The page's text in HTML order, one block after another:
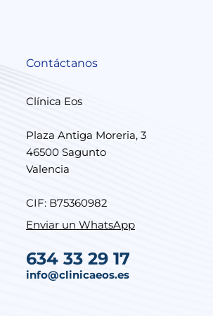
Contáctanos
Clínica Eos
Plaza Antiga Moreria, 3
46500 Sagunto
Valencia
CIF: B75360982
634 33 29 17
info@clinicaeos.es
Enviar un WhatsApp